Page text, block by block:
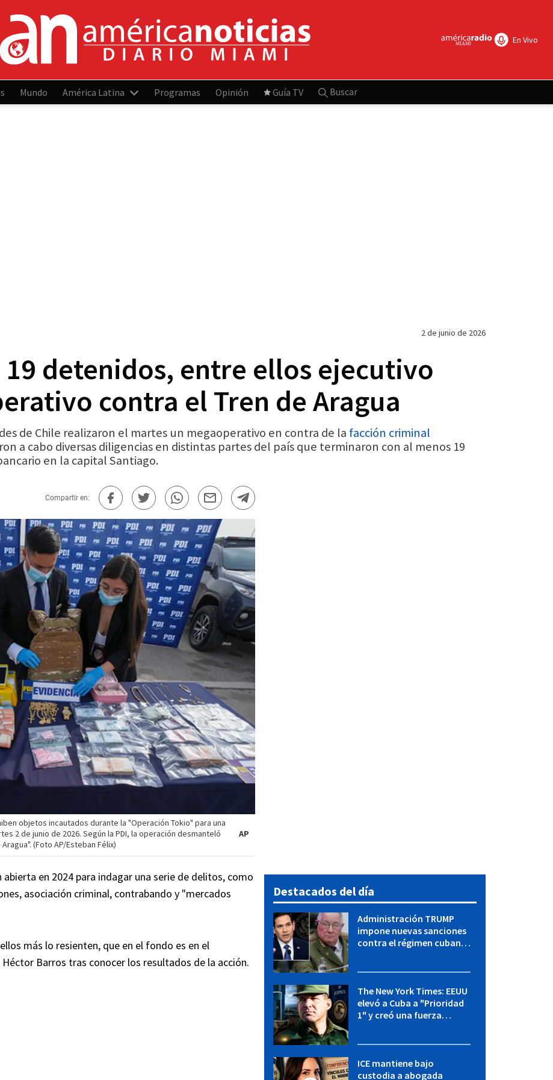
En Vivo
Mundo América Latina Programas Opinión Guía TV Buscar
2 de junio de 2026
19 detenidos, entre ellos ejecutivo
contra el Tren de Aragua
de Chile realizaron el martes un megaoperativo en contra de la facción criminal
a cabo diversas diligencias en distintas partes del país que terminaron con al menos 19
en la capital Santiago.
Compartir en:
objetos incautados durante la "Operación Tokio" para una
2 de junio de 2026. Según la PDI, la operación desmanteló
(Foto AP/Esteban Félix)
AP
en 2024 para indagar una serie de delitos, como
asociación criminal, contrabando y "mercados
más lo resienten, que en el fondo es en el
Barros tras conocer los resultados de la acción.
Destacados del día
Administración TRUMP
impone nuevas sanciones
contra el régimen cubano:
The New York Times: EEUU
elevó a Cuba a "Prioridad
1" y creó una fuerza
ICE mantiene bajo
custodia a abogada